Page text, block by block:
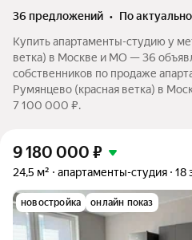
36 предложений •
по
Купить апартаменты-студию у
ветка) в Москве и МО — 36
собственников по продаже
Румянцево (красная ветка) в
7 100 000 ₽.
9 180 000 ₽
24,5 м² апартаменты-студия 18
новостройка онлайн показ